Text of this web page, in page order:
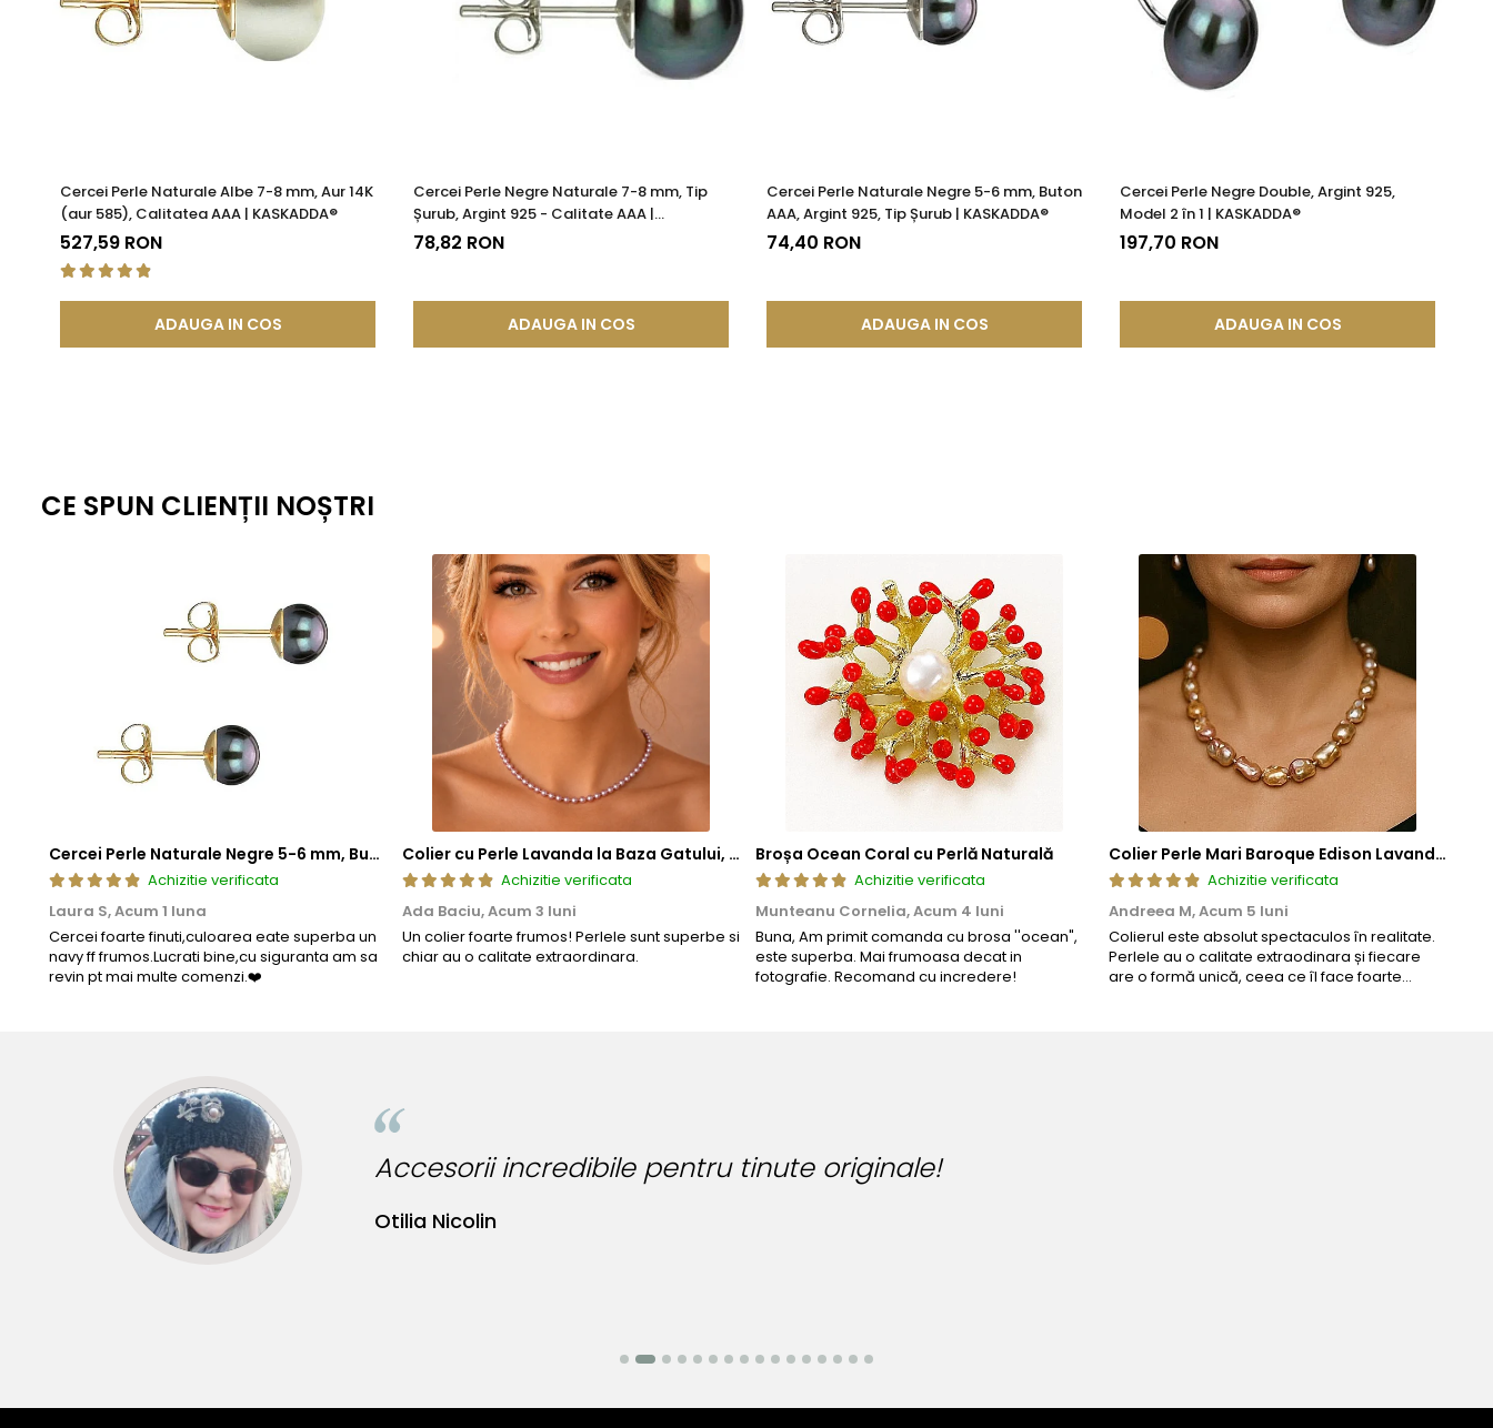
Cercei Perle Naturale Albe 7-8 mm, Aur 14K
(aur 585), Calitatea AAA | KASKADDA®
527,59 RON
ADAUGA IN COS
Cercei Perle Negre Naturale 7-8 mm, Tip
Șurub, Argint 925 - Calitate AAA |
KASKADDA®
78,82 RON
ADAUGA IN COS
Cercei Perle Naturale Negre 5-6 mm, Buton
AAA, Argint 925, Tip Șurub | KASKADDA®
74,40 RON
ADAUGA IN COS
Cercei Perle Negre Double, Argint 925,
Model 2 în 1 | KASKADDA®
197,70 RON
ADAUGA IN COS
CE SPUN CLIENȚII NOȘTRI
Cercei Perle Naturale Negre 5-6 mm, Buton AAA, Aur 14K (aur 585), Tip Șurub | KASKADDA®
Achizitie verificata
Laura S,Acum 1 luna
Cercei foarte finuti,culoarea eate superba un
navy ff frumos.Lucrati bine,cu siguranta am sa
revin pt mai multe comenzi.❤️
Colier cu Perle Lavanda la Baza Gatului, de 4-5 mm, Perle Rare, Calitate AAA+, Aur 14K | KASKADDA®
Achizitie verificata
Ada Baciu,Acum 3 luni
Un colier foarte frumos! Perlele sunt superbe si
chiar au o calitate extraordinara.
Broșa Ocean Coral cu Perlă Naturală
Achizitie verificata
Munteanu Cornelia,Acum 4 luni
Buna, Am primit comanda cu brosa ''ocean",
este superba. Mai frumoasa decat in
fotografie. Recomand cu incredere!
Colier Perle Mari Baroque Edison Lavandă, Calitatea AAA, Aur 14K | KASKADDA®
Achizitie verificata
Andreea M,Acum 5 luni
Colierul este absolut spectaculos în realitate.
Perlele au o calitate extraodinara și fiecare
are o formă unică, ceea ce îl face foarte
Bijuteria perfecta pentru ziua perfecta!